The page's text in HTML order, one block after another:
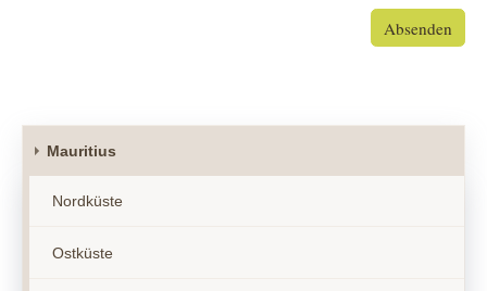
Absenden
Mauritius
Nordküste
Ostküste